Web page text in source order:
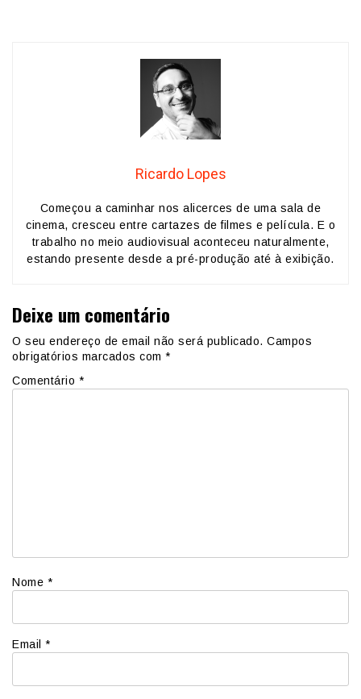
Ricardo Lopes
Começou a caminhar nos alicerces de uma sala de
cinema, cresceu entre cartazes de filmes e película. E o
trabalho no meio audiovisual aconteceu naturalmente,
estando presente desde a pré-produção até à exibição.
Deixe um comentário
O seu endereço de email não será publicado. Campos
obrigatórios marcados com *
Comentário *
Nome *
Email *